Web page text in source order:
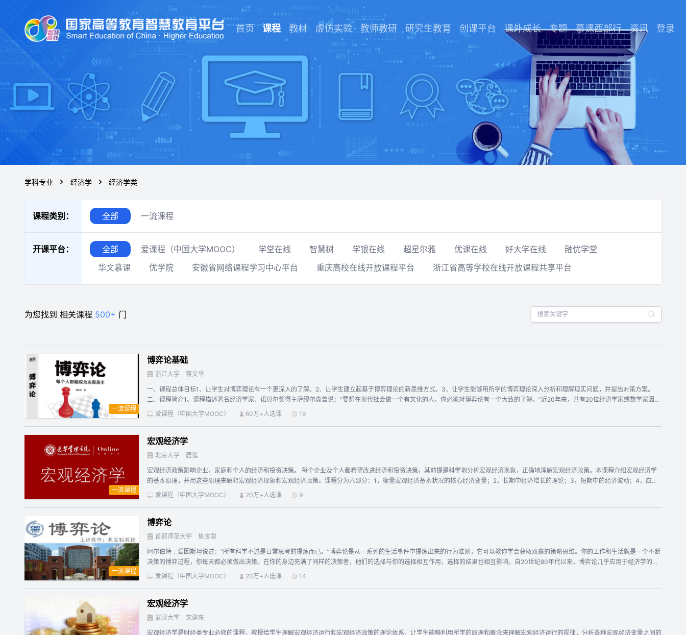
首页 课程 教材 虚仿实验 教师教研 研究生教育 创课平台 课外成长 专题 慕课西部行 资讯 登录
学科专业 经济学 经济学类
课程类别： 全部 一流课程
开课平台： 全部 爱课程（中国大学MOOC） 学堂在线 智慧树 学银在线 超星尔雅 优课在线 好大学在线
融优学堂
华文慕课
优学院 安徽省网络课程学习中心平台 重庆高校在线开放课程平台 浙江省高等学校在线开放课程共享平台
为您找到 相关课程 500+ 门
一流课程
博弈论基础
浙江大学
蒋文华
一、课程总体目标1、让学生对博弈理论有一个更深入的了解。2、让学生建立起基于博弈理论的新思维方式。3、让学生能够用所学的博弈理论深入分析和理解现实问题，并提出对策方案。
二、课程简介1、课程描述著名经济学家、诺贝尔奖得主萨缪尔森曾说：“要想在现代社会做一个有文化的人，你必须对博弈论有一个大致的了解。”近20年来，共有20位经济学家或数学家因在
博弈论及相关领域的贡献而获得诺贝尔经济学奖（1994、1996、2001、2005、2007、2012、2014、2016、2020年）。博弈论已从经济学的分析工具发展成各门社会科学（管理学、政治
各个领域的广泛应用。（2）能够区别并解释博弈的不同类型、举例说明不同类型在现实中的具体存在形式。（3）能够阐述博弈的基本分析方法并将博弈论的知识和方法运用到对现实新情况
的解释与说明。4、课程形式与教学方法（1）课程形式：现场多媒体教学、网络视频传播、网络在线交流和辅导、网络考试与成绩评定。（2）教学方法：讲授法、课堂讨论法、网络问答法、
实验法、文献阅读指导法、应用研究法。‍
爱课程（中国大学MOOC） 60万+人选课 19
一流课程
宏观经济学
北京大学
唐遥
宏观经济政策影响企业，家庭和个人的经济和投资决策。 每个企业及个人都希望改进经济和投资决策，其前提是科学地分析宏观经济现象，正确地理解宏观经济政策。本课程介绍宏观经济学
的基本原理，并用这些原理来解释宏观经济现象和宏观经济政策。课程分为六部分：1，衡量宏观经济基本状况的核心经济变量；2，长期中经济增长的理论；3，短期中的经济波动；4，应对
短期波动的财政政策和货币政策；5，作为宏观经济分析框架的总供给总需求模型；6，开放经济的汇率问题。
爱课程（中国大学MOOC） 20万+人选课 9
一流课程
博弈论
首都师范大学
焦宝聪
阿尔伯特﹒爱因斯坦说过：“所有科学不过是日常思考的提炼而已。”博弈论是从一系列的生活事件中提炼出来的行为准则，它可以教你学会获取双赢的策略思维。你的工作和生活就是一个不断
决策的博弈过程，你每天都必须做出决策。在你的身边充满了同样的决策者，他们的选择与你的选择相互作用，选择的结果也相互影响。自20世纪80年代以来，博弈论几乎应用于经济学的所
有领域，博弈论成功地更新了原有的研究方法。博弈论正在成为经济学、政治学、军事科学、法学、社会学等领域极其有用的分析工具。博弈论的发展与应用具有非常广阔的空间和强大的生命
应用等五部分。着重介绍策略思维和博弈论方法，对有些理论问题，我们尽量从认识论和方法论的角度来阐述说明，其中典型案例的分析不仅解释了理论的体现与应用，而且能够激发你学习与
感悟博弈之道的兴趣，进而启发你的深入思考。针对有些较为复杂的计算，配备了工具软件。我们为各讲精心设计了适量的习题，以便于你检查自己的学习效果。我们在讲解中将科学性、系统
性与通俗性、趣味性相结合，内容深入浅出，希望对想了解博弈论的你能从本课程中获益。
爱课程（中国大学MOOC） 20万+人选课 14
宏观经济学
武汉大学
文建东
宏观经济学是财经类专业必修的课程，教授给学生理解宏观经济运行和宏观经济政策的理论体系，让学生能够利用所学的原理和概念来理解宏观经济运行的规律，分析各种宏观经济变量之间的